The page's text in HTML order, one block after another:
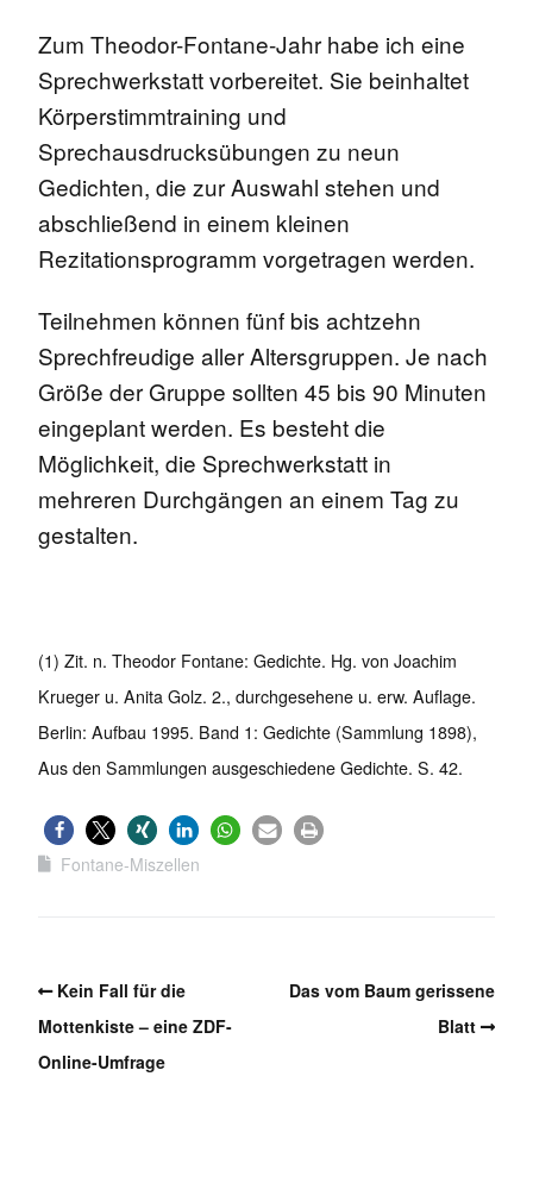
Zum Theodor-Fontane-Jahr habe ich eine
Sprechwerkstatt vorbereitet. Sie beinhaltet
Körperstimmtraining und
Sprechausdrucksübungen zu neun
Gedichten, die zur Auswahl stehen und
abschließend in einem kleinen
Rezitationsprogramm vorgetragen werden.
Teilnehmen können fünf bis achtzehn
Sprechfreudige aller Altersgruppen. Je nach
Größe der Gruppe sollten 45 bis 90 Minuten
eingeplant werden. Es besteht die
Möglichkeit, die Sprechwerkstatt in
mehreren Durchgängen an einem Tag zu
gestalten.
(1) Zit. n. Theodor Fontane: Gedichte. Hg. von Joachim
Krueger u. Anita Golz. 2., durchgesehene u. erw. Auflage.
Berlin: Aufbau 1995. Band 1: Gedichte (Sammlung 1898),
Aus den Sammlungen ausgeschiedene Gedichte. S. 42.
Fontane-Miszellen
Kein Fall für die
Mottenkiste – eine ZDF-
Online-Umfrage
Das vom Baum gerissene
Blatt